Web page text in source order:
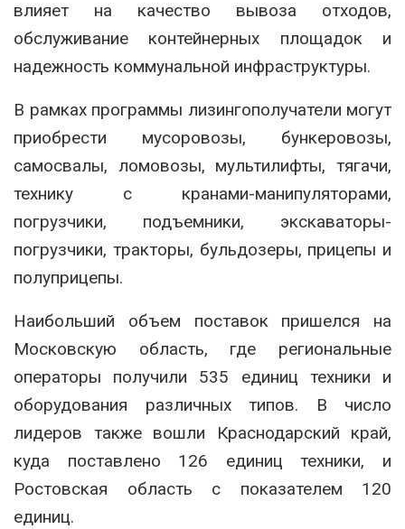
влияет на качество вывоза отходов,
обслуживание контейнерных площадок и
надежность коммунальной инфраструктуры.
В рамках программы лизингополучатели могут
приобрести мусоровозы, бункеровозы,
самосвалы, ломовозы, мультилифты, тягачи,
технику с кранами-манипуляторами,
погрузчики, подъемники, экскаваторы-
погрузчики, тракторы, бульдозеры, прицепы и
полуприцепы.
Наибольший объем поставок пришелся на
Московскую область, где региональные
операторы получили 535 единиц техники и
оборудования различных типов. В число
лидеров также вошли Краснодарский край,
куда поставлено 126 единиц техники, и
Ростовская область с показателем 120
единиц.